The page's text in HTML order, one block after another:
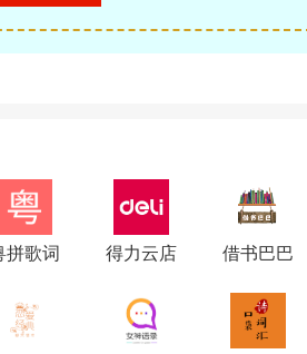
拼歌词 得力云店 借书巴巴